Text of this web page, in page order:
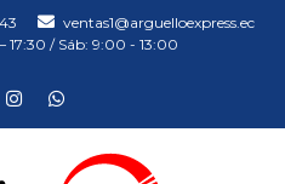
ventas1@arguelloexpress.ec
17:30 / Sáb: 9:00 - 13:00